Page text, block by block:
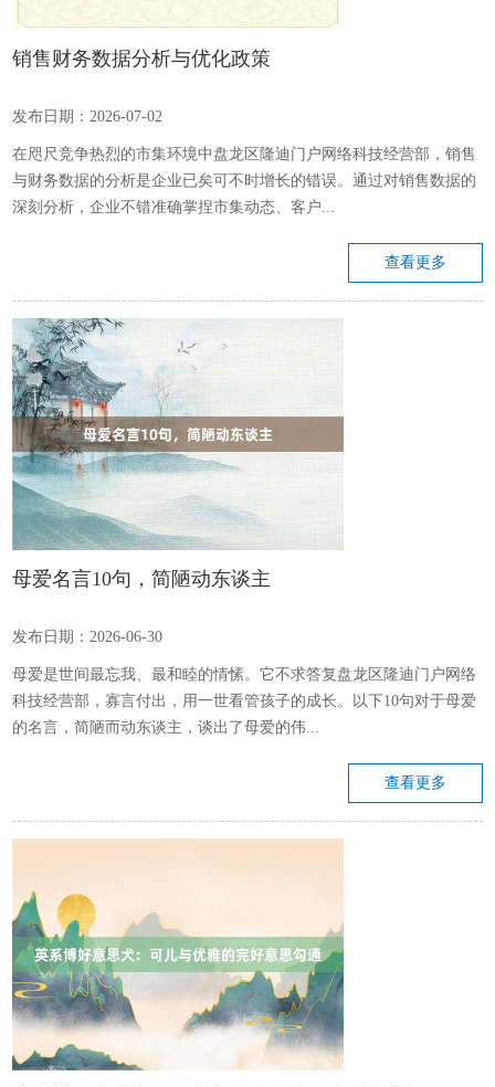
销售财务数据分析与优化政策
发布日期：2026-07-02
在咫尺竞争热烈的市集环境中盘龙区隆迪门户网络科技经营部，销售
与财务数据的分析是企业已矣可不时增长的错误。通过对销售数据的
深刻分析，企业不错准确掌捏市集动态、客户...
查看更多
母爱名言10句，简陋动东谈主
发布日期：2026-06-30
母爱是世间最忘我、最和睦的情愫。它不求答复盘龙区隆迪门户网络
科技经营部，寡言付出，用一世看管孩子的成长。以下10句对于母爱
的名言，简陋而动东谈主，谈出了母爱的伟...
查看更多